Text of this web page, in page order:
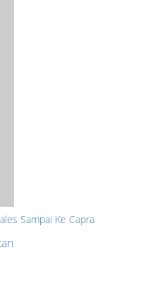
Sampai Ke Capra